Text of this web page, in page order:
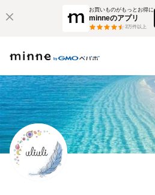
お買いものがもっとお得に
minneのアプリ
3万件以上